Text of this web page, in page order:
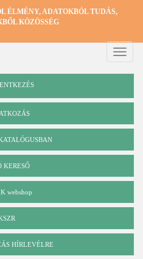
ÉLMÉNY, ADATOKBÓL TUDÁS,
KÖZÖSSÉG
Toggle
KERESŐ
webshop
HÍRLEVÉLRE